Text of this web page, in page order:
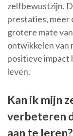
zelfbewustzijn.
prestaties, meer
grotere mate
ontwikkelen van
positieve impact
leven.
Kan ik mijn
verbeteren
aan te leren?